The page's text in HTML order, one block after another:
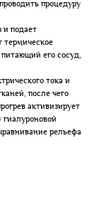
процедуру
и подает
термическое
питающий его сосуд,
тока и
после чего
активизирует
гиалуроновой
рельефа